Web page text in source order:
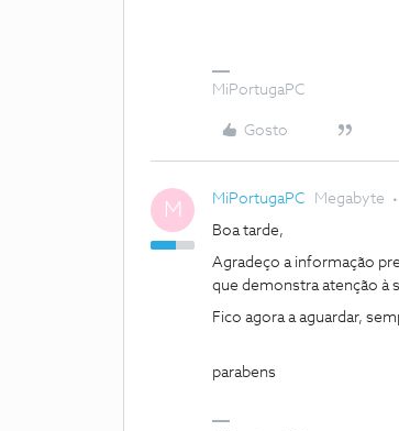
MiPortugaPC
Gosto
M MiPortugaPC Megabyte
Boa tarde,
Agradeço a informação
que demonstra atenção à
Fico agora a aguardar,
parabens